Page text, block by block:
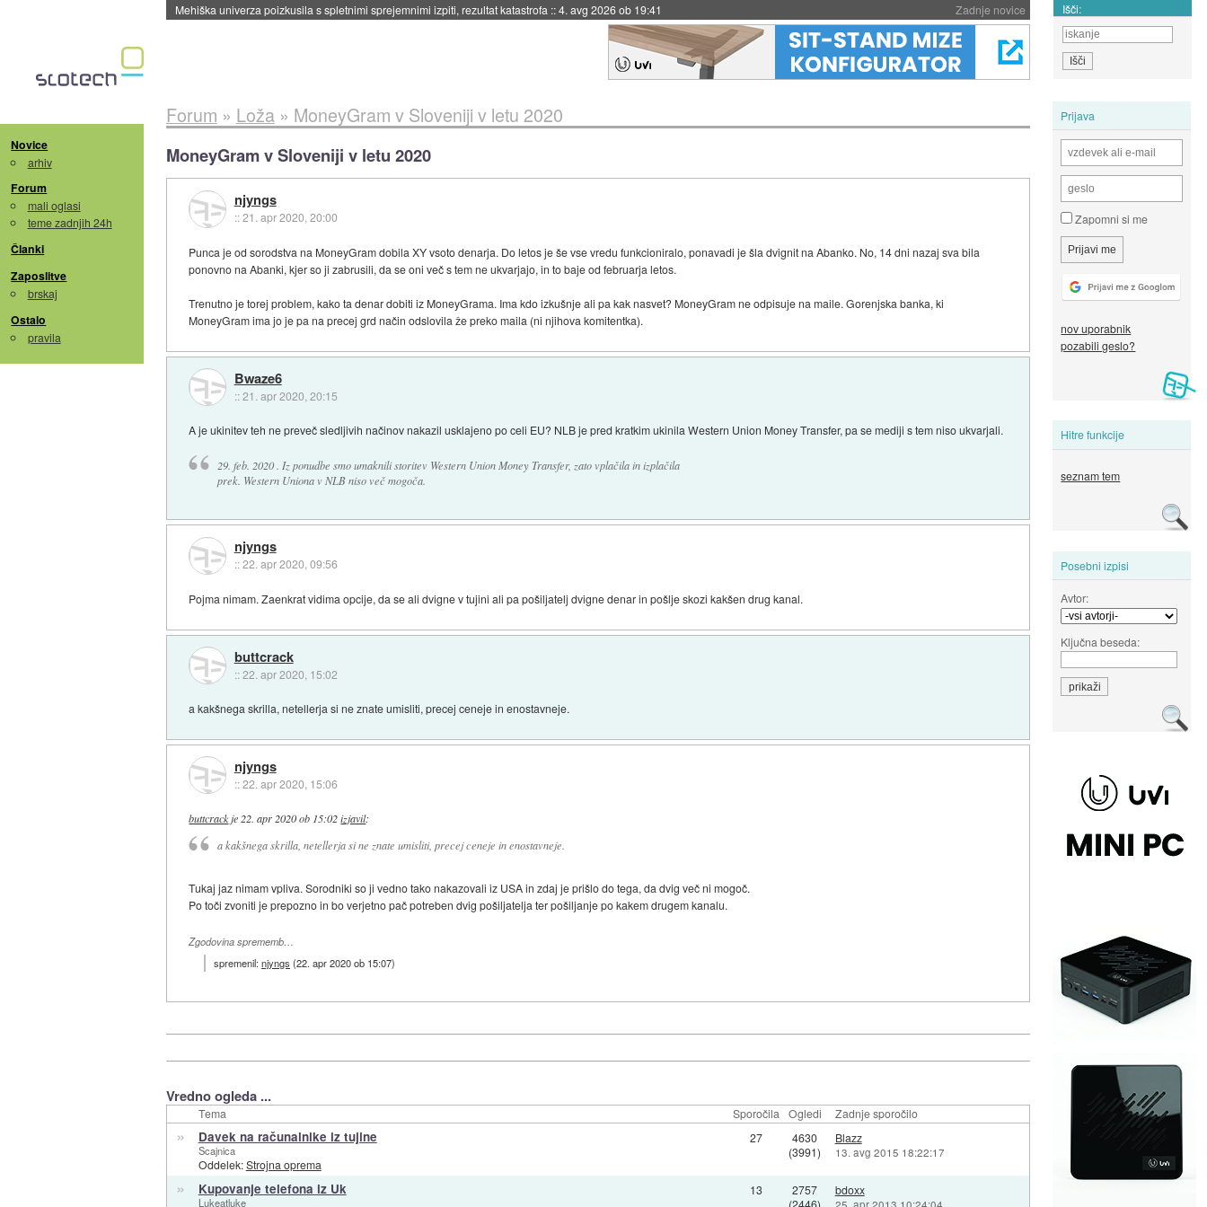
Zadnje novice
Mehiška univerza poizkusila s spletnimi sprejemnimi izpiti, rezultat katastrofa ::4. avg 2026 ob 19:41 Išči:
Novice
arhiv
Forum
mali oglasi
teme zadnjih 24h
Članki
Zaposlitve
brskaj
Ostalo
pravila
Prijava
Zapomni si me
nov uporabnik
pozabili geslo?
Hitre funkcije
seznam tem
Posebni izpisi
Avtor:
Ključna beseda:
Forum » Loža» MoneyGram v Sloveniji v letu 2020
MoneyGram v Sloveniji v letu 2020
njyngs
::21. apr 2020, 20:00
Punca je od sorodstva na MoneyGram dobila XY vsoto denarja. Do letos je še vse vredu funkcioniralo, ponavadi je šla dvignit na Abanko. No, 14 dni nazaj sva bila
ponovno na Abanki, kjer so ji zabrusili, da se oni več s tem ne ukvarjajo, in to baje od februarja letos.
Trenutno je torej problem, kako ta denar dobiti iz MoneyGrama. Ima kdo izkušnje ali pa kak nasvet? MoneyGram ne odpisuje na maile. Gorenjska banka, ki
MoneyGram ima jo je pa na precej grd način odslovila že preko maila (ni njihova komitentka).
Bwaze6
::21. apr 2020, 20:15
A je ukinitev teh ne preveč sledljivih načinov nakazil usklajeno po celi EU? NLB je pred kratkim ukinila Western Union Money Transfer, pa se mediji s tem niso ukvarjali.
29. feb. 2020 . Iz ponudbe smo umaknili storitev Western Union Money Transfer, zato vplačila in izplačila
prek. Western Uniona v NLB niso več mogoča.
njyngs
::22. apr 2020, 09:56
Pojma nimam. Zaenkrat vidima opcije, da se ali dvigne v tujini ali pa pošiljatelj dvigne denar in pošlje skozi kakšen drug kanal.
buttcrack
::22. apr 2020, 15:02
a kakšnega skrilla, netellerja si ne znate umisliti, precej ceneje in enostavneje.
njyngs
::22. apr 2020, 15:06
buttcrackje 22. apr 2020 ob 15:02 izjavil:
a kakšnega skrilla, netellerja si ne znate umisliti, precej ceneje in enostavneje.
Tukaj jaz nimam vpliva. Sorodniki so ji vedno tako nakazovali iz USA in zdaj je prišlo do tega, da dvig več ni mogoč.
Po toči zvoniti je prepozno in bo verjetno pač potreben dvig pošiljatelja ter pošiljanje po kakem drugem kanalu.
Zgodovina sprememb…
spremenil:njyngs (22. apr 2020 ob 15:07)
Vredno ogleda ...
Tema Sporočila Ogledi Zadnje sporočilo
» Davek na računalnike iz tujine
Scajnica
Oddelek:Strojna oprema
27
4630
(3991)
Blazz
13. avg 2015 18:22:17
» Kupovanje telefona iz Uk
Lukeatluke
13
2757
bdoxx